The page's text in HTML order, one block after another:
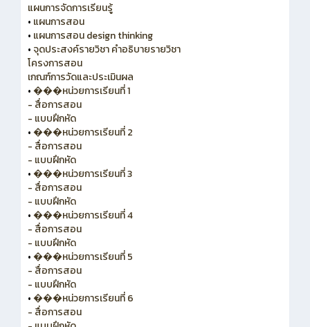
แผนการจัดการเรียนรู้
• แผนการสอน
• แผนการสอน design thinking
•จุดประสงค์รายวิชา คำอธิบายรายวิชา
โครงการสอน
เกณฑ์การวัดและประเมินผล
•���หน่วยการเรียนที่ 1
- สื่อการสอน
- แบบฝึกหัด
•���หน่วยการเรียนที่ 2
- สื่อการสอน
- แบบฝึกหัด
•���หน่วยการเรียนที่ 3
- สื่อการสอน
- แบบฝึกหัด
•���หน่วยการเรียนที่ 4
- สื่อการสอน
- แบบฝึกหัด
•���หน่วยการเรียนที่ 5
- สื่อการสอน
- แบบฝึกหัด
•���หน่วยการเรียนที่ 6
- สื่อการสอน